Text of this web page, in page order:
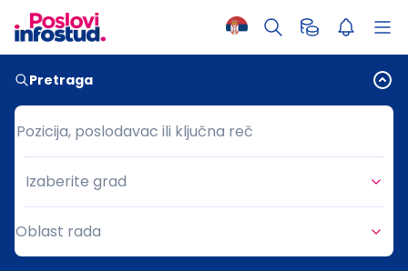
Pretraga
Pozicija, poslodavac ili ključna reč
Pozicija, poslodavac ili ključna reč
Grad
Izaberite grad
Oblast rada